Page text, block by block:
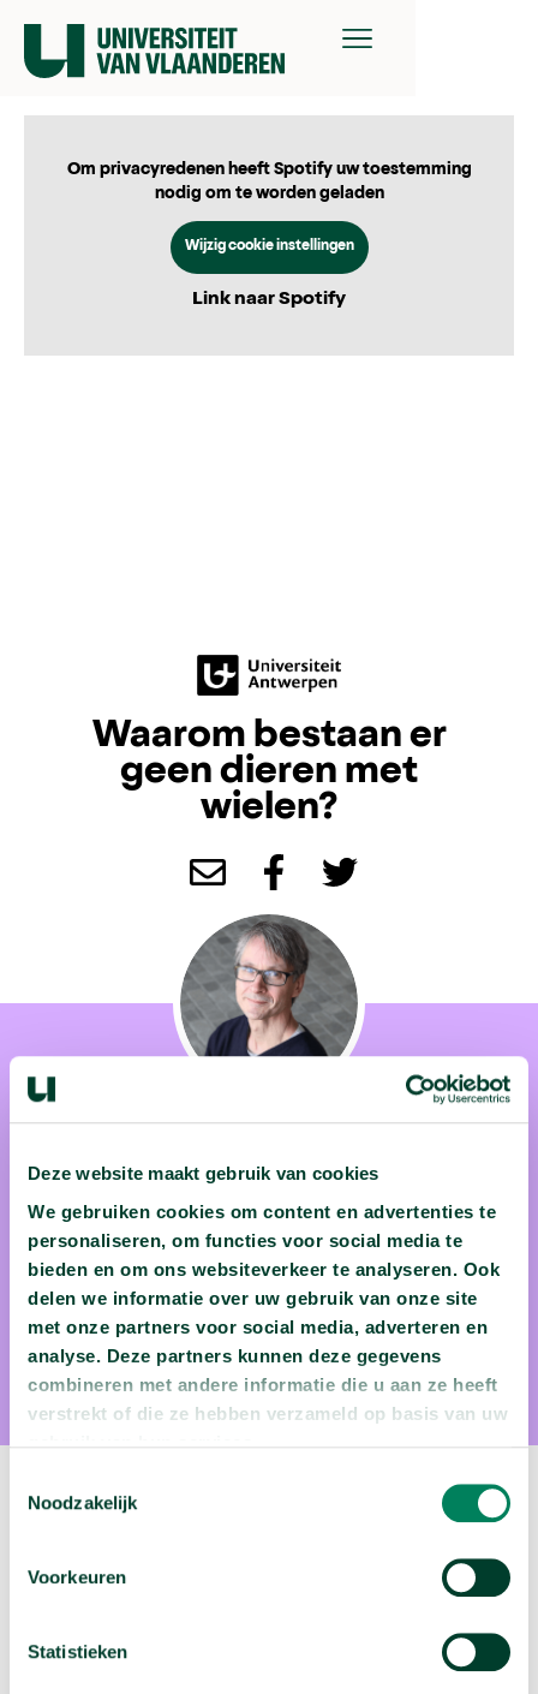
Deze website maakt gebruik van cookies
We gebruiken cookies om content en advertenties te
personaliseren, om functies voor social media te
bieden en om ons websiteverkeer te analyseren. Ook
delen we informatie over uw gebruik van onze site
met onze partners voor social media, adverteren en
analyse. Deze partners kunnen deze gegevens
combineren met andere informatie die u aan ze heeft
verstrekt of die ze hebben verzameld op basis van uw
Noodzakelijk
Voorkeuren
Statistieken
Om privacyredenen heeft Spotify uw toestemming
nodig om te worden geladen
Wijzig cookie instellingen
Link naar Spotify
Waarom bestaan er
geen dieren met
wielen?
Wie ooit een college volgde bij prof. Raoul Van Damme
(UAntwerpen), zal dat niet snel vergeten. Deze
meesterverteller spreekt begeesterd over evolutie en
ethologie. Dat laatste is de studie waar gedrag van dieren
centraal staat. Als kind droomde hij echter van een leven als
dakwerker, maar gelukkig voor ons en de wetenschappelijke
wereld, kweekte hij een angst voor hoogtes.